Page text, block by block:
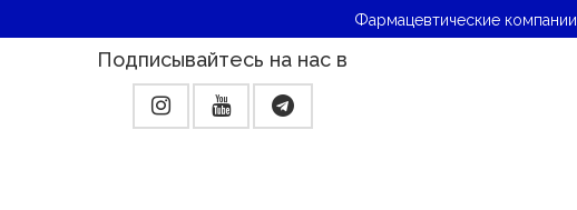
Фармацевтические компании
Подписывайтесь на нас в